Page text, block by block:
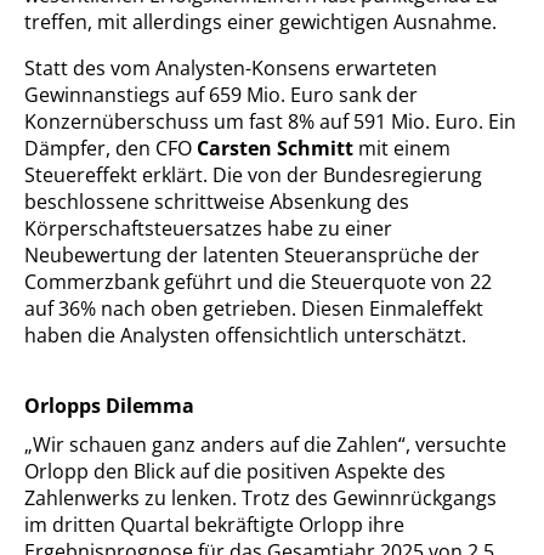
treffen, mit allerdings einer gewichtigen Ausnahme.
Statt des vom Analysten-Konsens erwarteten
Gewinnanstiegs auf 659 Mio. Euro sank der
Konzernüberschuss um fast 8% auf 591 Mio. Euro. Ein
Dämpfer, den CFO Carsten Schmitt mit einem
Steuereffekt erklärt. Die von der Bundesregierung
beschlossene schrittweise Absenkung des
Körperschaftsteuersatzes habe zu einer
Neubewertung der latenten Steueransprüche der
Commerzbank geführt und die Steuerquote von 22
auf 36% nach oben getrieben. Diesen Einmaleffekt
haben die Analysten offensichtlich unterschätzt.
Orlopps Dilemma
„Wir schauen ganz anders auf die Zahlen“, versuchte
Orlopp den Blick auf die positiven Aspekte des
Zahlenwerks zu lenken. Trotz des Gewinnrückgangs
im dritten Quartal bekräftigte Orlopp ihre